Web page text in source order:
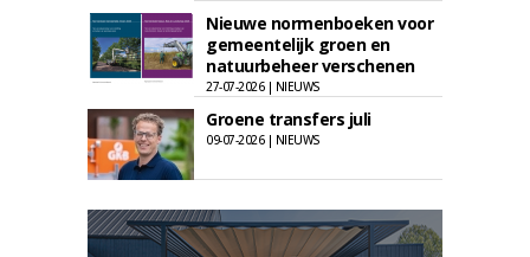
Nieuwe normenboeken voor
gemeentelijk groen en
natuurbeheer verschenen
27-07-2026 | NIEUWS
Groene transfers juli
09-07-2026 | NIEUWS